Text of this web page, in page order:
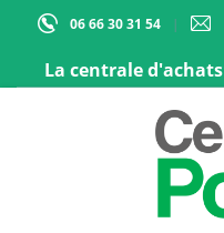
06 66 30 31 54
La centrale